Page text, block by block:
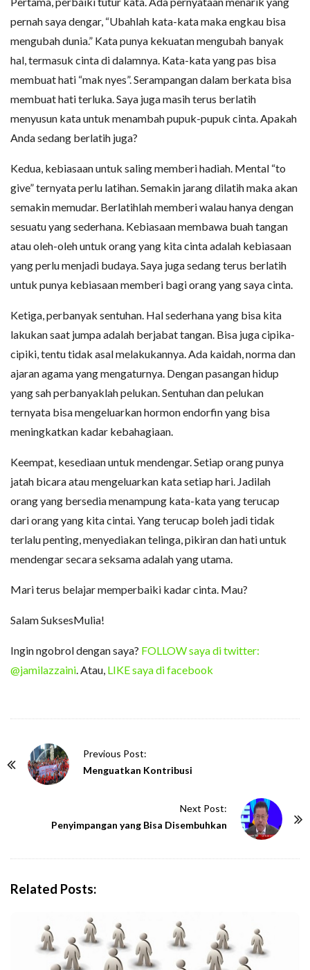
pernah saya dengar, “Ubahlah kata-kata maka engkau bisa
mengubah dunia.” Kata punya kekuatan mengubah banyak
hal, termasuk cinta di dalamnya. Kata-kata yang pas bisa
membuat hati “mak nyes”. Serampangan dalam berkata bisa
membuat hati terluka. Saya juga masih terus berlatih
menyusun kata untuk menambah pupuk-pupuk cinta. Apakah
Anda sedang berlatih juga?
Kedua, kebiasaan untuk saling memberi hadiah. Mental “to
give” ternyata perlu latihan. Semakin jarang dilatih maka akan
semakin memudar. Berlatihlah memberi walau hanya dengan
sesuatu yang sederhana. Kebiasaan membawa buah tangan
atau oleh-oleh untuk orang yang kita cinta adalah kebiasaan
yang perlu menjadi budaya. Saya juga sedang terus berlatih
untuk punya kebiasaan memberi bagi orang yang saya cinta.
Ketiga, perbanyak sentuhan. Hal sederhana yang bisa kita
lakukan saat jumpa adalah berjabat tangan. Bisa juga cipika-
cipiki, tentu tidak asal melakukannya. Ada kaidah, norma dan
ajaran agama yang mengaturnya. Dengan pasangan hidup
yang sah perbanyaklah pelukan. Sentuhan dan pelukan
ternyata bisa mengeluarkan hormon endorfin yang bisa
meningkatkan kadar kebahagiaan.
Keempat, kesediaan untuk mendengar. Setiap orang punya
jatah bicara atau mengeluarkan kata setiap hari. Jadilah
orang yang bersedia menampung kata-kata yang terucap
dari orang yang kita cintai. Yang terucap boleh jadi tidak
terlalu penting, menyediakan telinga, pikiran dan hati untuk
mendengar secara seksama adalah yang utama.
Mari terus belajar memperbaiki kadar cinta. Mau?
Salam SuksesMulia!
Ingin ngobrol dengan saya? FOLLOW saya di twitter:
@jamilazzaini. Atau, LIKE saya di facebook
Previous Post:
Menguatkan Kontribusi
Next Post:
Penyimpangan yang Bisa Disembuhkan
Related Posts: